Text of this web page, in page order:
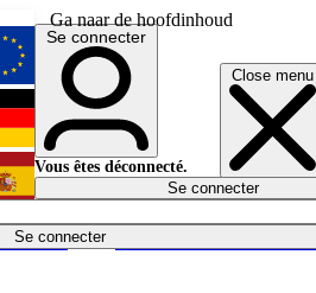
Ga naar de hoofdinhoud
Close menu
Se connecter
Économie
English
Deutsch
Español
Se connecter
Vous êtes déconnecté.
Se connecter